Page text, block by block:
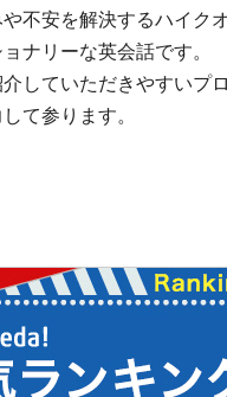
不安を解決するハイク
ナリーな英会話です。
していただきやすいプ
て参ります。